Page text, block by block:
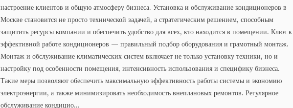
настроение клиентов и общую атмосферу бизнеса. Установка и обслуживание кондиционеров в
Москве становится не просто технической задачей, а стратегическим решением, способным
защитить ресурсы компании и обеспечить удобство для всех, кто находится в помещении. Ключ к
эффективной работе кондиционеров — правильный подбор оборудования и грамотный монтаж.
Монтаж и обслуживание климатических систем включает не только установку техники, но и
настройку под особенности помещения, интенсивность использования и специфику бизнеса.
Такие меры позволяют обеспечить максимальную эффективность работы системы и экономию
электроэнергии, а также минимизировать необходимость внеплановых ремонтов. Регулярное
обслуживание кондицио...